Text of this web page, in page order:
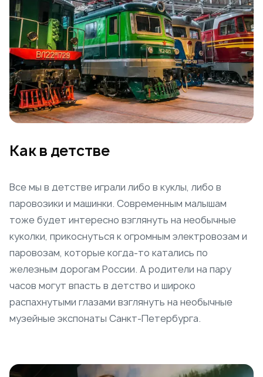
Как в детстве
Все мы в детстве играли либо в куклы, либо в
паровозики и машинки. Современным малышам
тоже будет интересно взглянуть на необычные
куколки, прикоснуться к огромным электровозам и
паровозам, которые когда-то катались по
железным дорогам России. А родители на пару
часов могут впасть в детство и широко
распахнутыми глазами взглянуть на необычные
музейные экспонаты Санкт-Петербурга.